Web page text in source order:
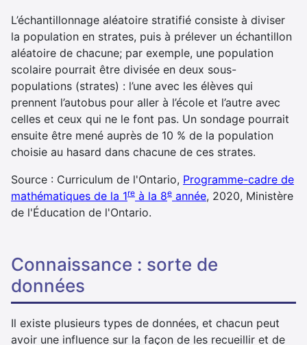
L’échantillonnage aléatoire stratifié consiste à diviser
la population en strates, puis à prélever un échantillon
aléatoire de chacune; par exemple, une population
scolaire pourrait être divisée en deux sous-
populations (strates) : l’une avec les élèves qui
prennent l’autobus pour aller à l’école et l’autre avec
celles et ceux qui ne le font pas. Un sondage pourrait
ensuite être mené auprès de 10 % de la population
choisie au hasard dans chacune de ces strates.
Source : Curriculum de l'Ontario, Programme-cadre de
mathématiques de la 1re à la 8e année, 2020, Ministère
de l'Éducation de l'Ontario.
connaissance : sorte de
données
Il existe plusieurs types de données, et chacun peut
avoir une influence sur la façon de les recueillir et de